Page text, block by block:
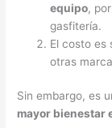
equipo,
gasfitería.
El costo es
otras
Sin embargo, es
mayor bienestar